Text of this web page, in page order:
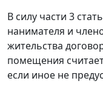
В силу части 3
нанимателя и
жительства
помещения
если иное не